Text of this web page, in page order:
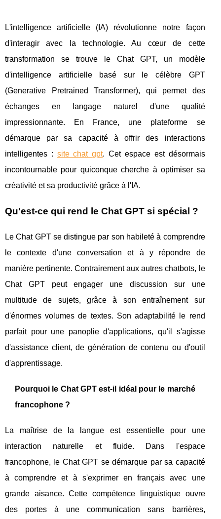
L'intelligence artificielle (IA) révolutionne notre façon
d'interagir avec la technologie. Au cœur de cette
transformation se trouve le Chat GPT, un modèle
d'intelligence artificielle basé sur le célèbre GPT
(Generative Pretrained Transformer), qui permet des
échanges en langage naturel d'une qualité
impressionnante. En France, une plateforme se
démarque par sa capacité à offrir des interactions
intelligentes : site chat gpt. Cet espace est désormais
incontournable pour quiconque cherche à optimiser sa
créativité et sa productivité grâce à l'IA.
Qu'est-ce qui rend le Chat GPT si spécial ?
Le Chat GPT se distingue par son habileté à comprendre
le contexte d'une conversation et à y répondre de
manière pertinente. Contrairement aux autres chatbots, le
Chat GPT peut engager une discussion sur une
multitude de sujets, grâce à son entraînement sur
d'énormes volumes de textes. Son adaptabilité le rend
parfait pour une panoplie d'applications, qu'il s'agisse
d'assistance client, de génération de contenu ou d'outil
d'apprentissage.
Pourquoi le Chat GPT est-il idéal pour le marché
francophone ?
La maîtrise de la langue est essentielle pour une
interaction naturelle et fluide. Dans l'espace
francophone, le Chat GPT se démarque par sa capacité
à comprendre et à s'exprimer en français avec une
grande aisance. Cette compétence linguistique ouvre
des portes à une communication sans barrières,